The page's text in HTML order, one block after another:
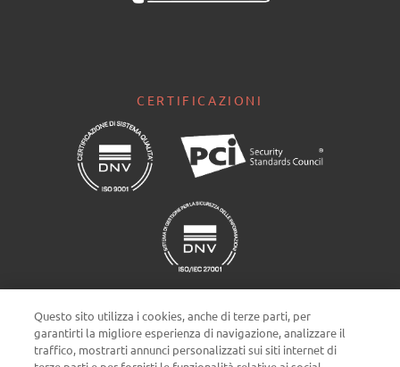
CERTIFICAZIONI
Questo sito utilizza i cookies, anche di terze parti, per
garantirti la migliore esperienza di navigazione, analizzare il
traffico, mostrarti annunci personalizzati sui siti internet di